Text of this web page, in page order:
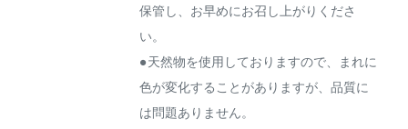
保管し、お早めにお召し上がりくださ
い。
●天然物を使用しておりますので、まれに
色が変化することがありますが、品質に
は問題ありません。